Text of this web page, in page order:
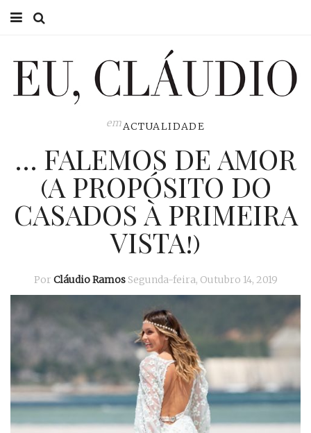
EU CLÁUDIO
EU NA TV
EU, PAI
ACTUALIDADE
emACTUALIDADE
… FALEMOS DE AMOR
(A PROPÓSITO DO
CASADOS À PRIMEIRA
VISTA!)
Por Cláudio Ramos Segunda-feira, Outubro 14, 2019